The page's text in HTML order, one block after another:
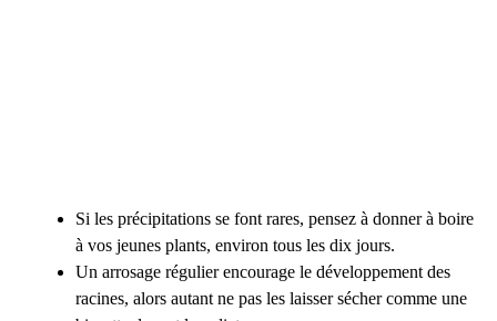
Si les précipitations se font rares, pensez à donner à boire
à vos jeunes plants, environ tous les dix jours.
Un arrosage régulier encourage le développement des
racines, alors autant ne pas les laisser sécher comme une